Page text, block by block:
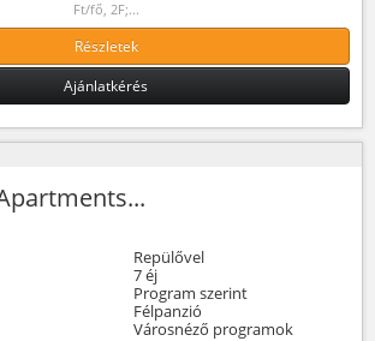
Ft/fő, 2F;...
Részletek
Ajánlatkérés
Repülővel
7 éj
Program szerint
Félpanzió
Városnéző programok